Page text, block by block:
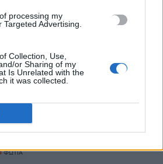
processing my
Advertising.
Collection, Use,
or Sharing of my
Is Unrelated with the
it was collected.
των ηρώων
ΦΩΤΙΑ